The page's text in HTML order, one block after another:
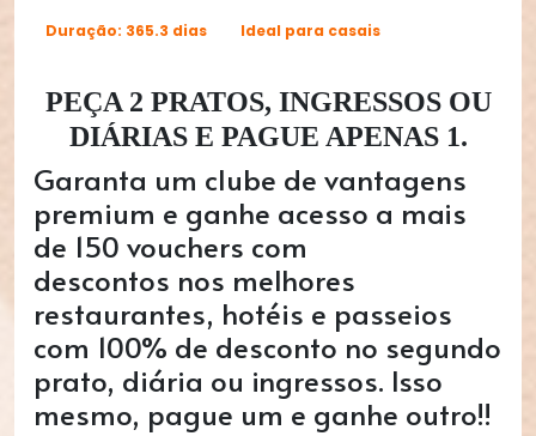
Duração: 365.3 dias Ideal para casais
PEÇA 2 PRATOS, INGRESSOS OU
DIÁRIAS E PAGUE APENAS 1.
Garanta um clube de vantagens
premium e ganhe acesso a mais
de 150 vouchers com
descontos nos melhores
restaurantes, hotéis e passeios
com 100% de desconto no segundo
prato, diária ou ingressos. Isso
mesmo, pague um e ganhe outro!!